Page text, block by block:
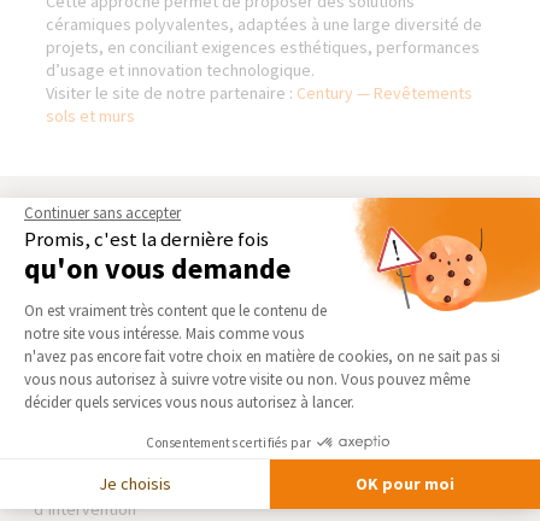
céramiques polyvalentes, adaptées à une large diversité de
projets, en conciliant exigences esthétiques, performances
d’usage et innovation technologique.
Visiter le site de notre partenaire : Century — Revêtements
sols et murs
AGENCE DE BARENTIN
Qui sommes-nous
Notre charte qualité
Partenaires
Trouver une agence
Conditions générales
d’intervention
NOS DOMAINES
D’INTERVENTION
EXTENSION
RÉNOVATION INTÉRIEURE
TRAVAUX EXTÉRIEURS
NOS PARTENAIRES
La Maison des Architectes
Expert Bricolage
Intégrer notre réseau
Continuer sans accepter
Promis, c'est la dernière fois
qu'on vous demande
Plateforme de Gestion du
On est vraiment très content que le contenu de
notre site vous intéresse. Mais comme vous
n'avez pas encore fait votre choix en matière de cookies, on ne sait pas si
vous nous autorisez à suivre votre visite ou non. Vous pouvez même
décider quels services vous nous autorisez à lancer.
Consentements certifiés par
Je choisis OK pour moi
Axeptio consent